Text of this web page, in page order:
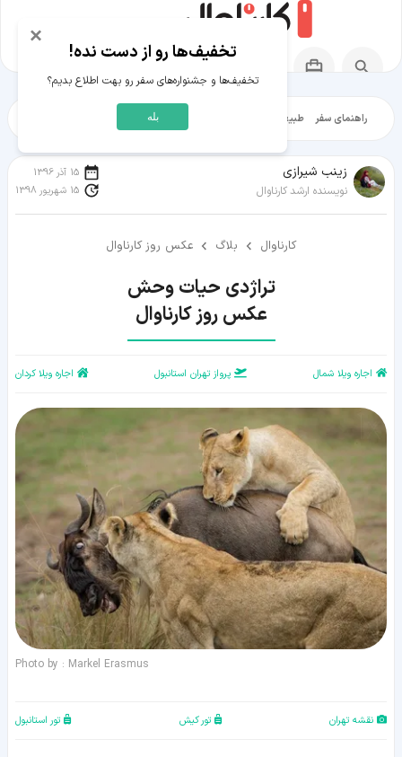
راهنمای سفر طبیعت‌گردی شهرگردی
زينب شيرازی
نویسنده ارشد کارناوال
15 آذر 1396
15 شهریور 1398
کارناوال بلاگ عکس روز کارناوال
عکس روز کارناوال
اجاره ویلا شمال پرواز تهران استانبول اجاره ویلا کردان
Photo by : Markel Erasmus
نقشه تهران تور کیش تور استانبول
×
تخفیف‌ها رو از دست نده!
تخفیف‌ها و جشنواره‌های سفر رو بهت اطلاع بدیم؟
بله